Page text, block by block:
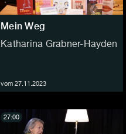
Mein Weg
Katharina Grabner-Hayden
vom 27.11.2023
27:00